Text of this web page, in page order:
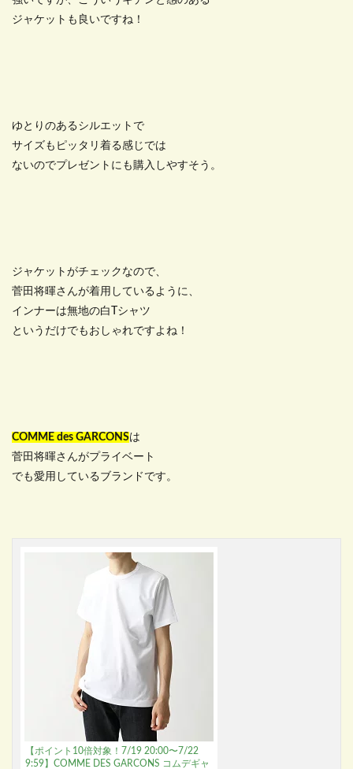
ジャケットも良いですね！
ゆとりのあるシルエットで
サイズもピッタリ着る感じでは
ないのでプレゼントにも購入しやすそう。
ジャケットがチェックなので、
菅田将暉さんが着用しているように、
インナーは無地の白Tシャツ
というだけでもおしゃれですよね！
COMME des GARCONSは
菅田将暉さんがプライベート
でも愛用しているブランドです。
【ポイント10倍対象！7/19 20:00〜7/22
9:59】COMME DES GARCONS コムデギャ